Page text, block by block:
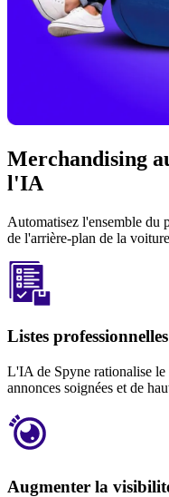
Merchandising
l'IA
Automatisez l'ensemble du
de l'arrière-plan de la
Listes professionnelles
L'IA de Spyne rationalise le
annonces soignées et de
Augmenter la